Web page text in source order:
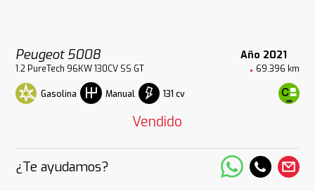
Peugeot 5008 Año 2021
1.2 PureTech 96KW 130CV SS GT 69.396 km
Gasolina Manual 131 cv
Vendido
¿Te ayudamos?